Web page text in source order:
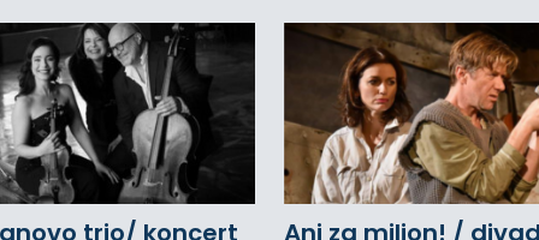
trio/ koncert
Ani za milion! /